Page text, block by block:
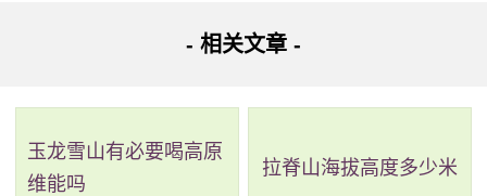
- 相关文章 -
玉龙雪山有必要喝高原
维能吗
拉脊山海拔高度多少米